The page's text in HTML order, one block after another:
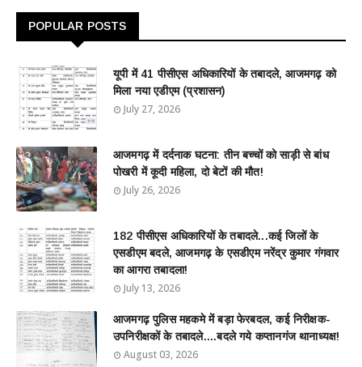
POPULAR POSTS
यूपी में 41 पीसीएस अधिकारियों के तबादले, आजमगढ़ को
मिला नया एडीएम (प्रशासन)
July 27, 2026
आजमगढ़ में दर्दनाक घटना: तीन बच्चों को साड़ी से बांध
पोखरी में कूदी महिला, दो बेटों की मौत!
July 26, 2026
182 पीसीएस अधिकारियों के तबादले...कई जिलों के
एसडीएम बदले, आजमगढ़ के एसडीएम नरेंद्र कुमार गंगवार
का आगरा तबादला!
July 13, 2026
आजमगढ़ पुलिस महकमे में बड़ा फेरबदल, कई निरीक्षक-
उपनिरीक्षकों के तबादले....बदले गये कप्तानगंज थानाध्यक्ष!
August 03, 2026